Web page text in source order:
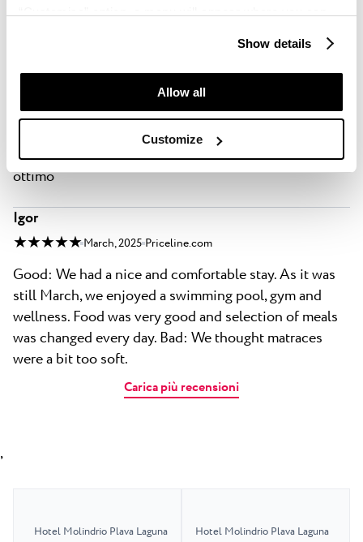
which purposes we may process your data. You can
manage your “Details” selection in your browser at any
Show details
Allow all
Customize
Good: Sehr freundliches Personal, super Frühstück
und Abendbuffet für jeden was dabei, sehr
★ ★ ★ ★ May, 2025 Booking.com
Good: Tutto dalla colazione e cena alle camere. Prezzo
ottimo
Igor
★ ★ ★ ★ ★ March, 2025 Priceline.com
Good: We had a nice and comfortable stay. As it was
still March, we enjoyed a swimming pool, gym and
wellness. Food was very good and selection of meals
was changed every day. Bad: We thought matraces
were a bit too soft.
Carica più recensioni
,
Hotel Molindrio Plava Laguna Hotel Molindrio Plava Laguna